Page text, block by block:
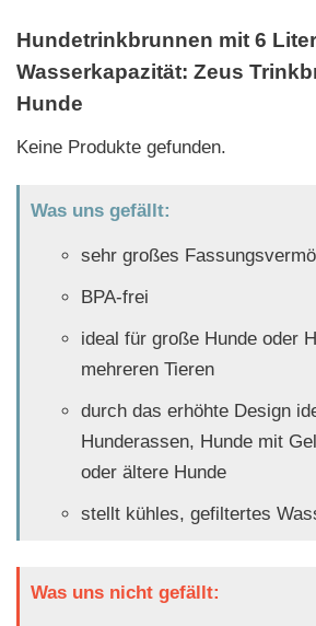
Hundetrinkbrunnen mit 6 Liter
Wasserkapazität: Zeus
Hunde
Keine Produkte gefunden.
Was uns gefällt:
sehr großes
BPA-frei
ideal für große Hunde oder
mehreren Tieren
durch das erhöhte Design
Hunderassen, Hunde mit
oder ältere Hunde
stellt kühles, gefiltertes
Was uns nicht gefällt: